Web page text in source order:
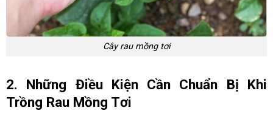
Cây rau mồng tơi
2. Những Điều Kiện Cần Chuẩn Bị Khi
Trồng Rau Mồng Tơi